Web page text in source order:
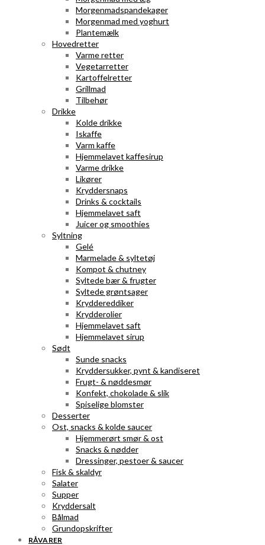
Morgenmadspandekager
Morgenmad med yoghurt
Plantemælk
Hovedretter
Varme retter
Vegetarretter
Kartoffelretter
Grillmad
Tilbehør
Drikke
Kolde drikke
Iskaffe
Varm kaffe
Hjemmelavet kaffesirup
Varme drikke
Likører
Kryddersnaps
Drinks & cocktails
Hjemmelavet saft
Juicer og smoothies
Syltning
Gelé
Marmelade & syltetøj
Kompot & chutney
Syltede bær & frugter
Syltede grøntsager
Kryddereddiker
Krydderolier
Hjemmelavet saft
Hjemmelavet sirup
Sødt
Sunde snacks
Kryddersukker, pynt & kandiseret
Frugt- & nøddesmør
Konfekt, chokolade & slik
Spiselige blomster
Desserter
Ost, snacks & kolde saucer
Hjemmerørt smør & ost
Snacks & nødder
Dressinger, pestoer & saucer
Fisk & skaldyr
Salater
Supper
Kryddersalt
Bålmad
Grundopskrifter
RÅVARER